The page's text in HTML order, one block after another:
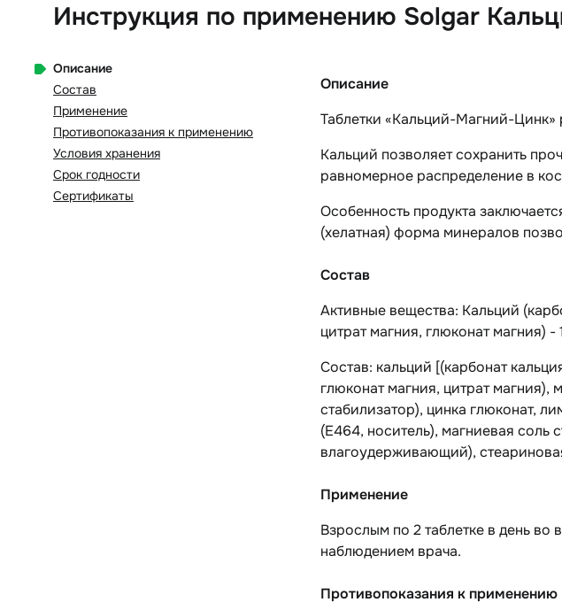
Инструкция по применению Solgar
Описание
Состав
Применение
Противопоказания к применению
Условия хранения
Срок годности
Сертификаты
Описание
Таблетки «Кальций-Магний-Цинк»
Кальций позволяет сохранить
равномерное распределение в
Особенность продукта
(хелатная) форма минералов
Состав
Активные вещества: Кальций
цитрат магния, глюконат магния)
Состав: кальций [(карбонат
глюконат магния, цитрат
стабилизатор), цинка глюконат,
(Е464, носитель), магниевая соль
влагоудерживающий),
Применение
Взрослым по 2 таблетке в день
наблюдением врача.
Противопоказания к применению